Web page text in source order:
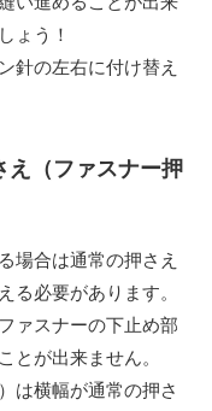
ょう！
針の左右に付け替え
え（ファスナー押
場合は通常の押さえ
る必要があります。
ァスナーの下止め部
とが出来ません。
は横幅が通常の押さ